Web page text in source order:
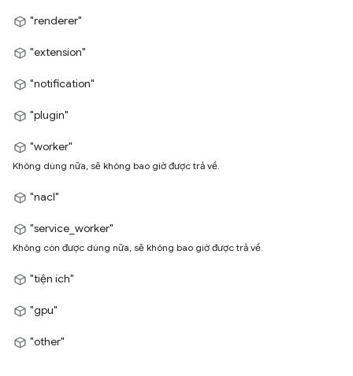
"renderer"
"extension"
"notification"
"plugin"
"worker"
Không dùng nữa, sẽ không bao giờ được trả về.
"nacl"
"service_worker"
Không còn được dùng nữa, sẽ không bao giờ được trả về.
"tiện ích"
"gpu"
"other"